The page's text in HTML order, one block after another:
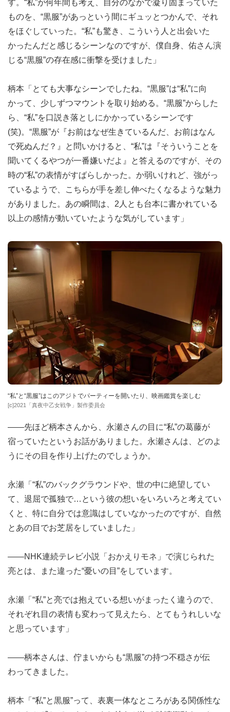
す。“私”が何年間も考え、自分のなかで凝り固まっていた
ものを、“黒服”があっという間にギュッとつかんで、それ
をほぐしていった。“私”も驚き、こういう人と出会いた
かったんだと感じるシーンなのですが、僕自身、佑さん演
じる“黒服”の存在感に衝撃を受けました」
柄本「とても大事なシーンでしたね。“黒服”は“私”に向
かって、少しずつマウントを取り始める。“黒服”からした
ら、“私”を口説き落としにかかっているシーンです
(笑)。“黒服”が『お前はなぜ生きているんだ、お前はなん
で死ぬんだ？』と問いかけると、“私”は『そういうことを
聞いてくるやつが一番嫌いだよ』と答えるのですが、その
時の“私”の表情がすばらしかった。か弱いけれど、強がっ
ているようで、こちらが手を差し伸べたくなるような魅力
がありました。あの瞬間は、2人とも台本に書かれている
以上の感情が動いていたような気がしています」
“私”と“黒服”はこのアジトでパーティーを開いたり、映画鑑賞を楽しむ
[c]2021「真夜中乙女戦争」製作委員会
――先ほど柄本さんから、永瀬さんの目に“私”の葛藤が
宿っていたというお話がありました。永瀬さんは、どのよ
うにその目を作り上げたのでしょうか。
永瀬「“私”のバックグラウンドや、世の中に絶望してい
て、退屈で孤独で…という彼の想いをいろいろと考えてい
くと、特に自分では意識はしていなかったのですが、自然
とあの目でお芝居をしていました」
――NHK連続テレビ小説「おかえりモネ」で演じられた
亮とは、また違った“憂いの目”をしています。
永瀬「“私”と亮では抱えている想いがまったく違うので、
それぞれ目の表情も変わって見えたら、とてもうれしいな
と思っています」
――柄本さんは、佇まいからも“黒服”の持つ不穏さが伝
わってきました。
柄本「“私”と黒服”って、表裏一体なところがある関係性な